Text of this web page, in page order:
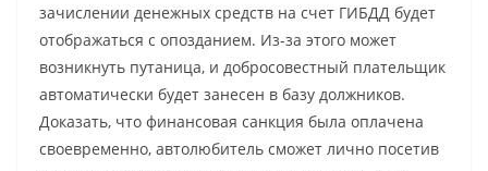
зачислении денежных средств на счет ГИБДД будет
отображаться с опозданием. Из-за этого может
возникнуть путаница, и добросовестный плательщик
автоматически будет занесен в базу должников.
Доказать, что финансовая санкция была оплачена
своевременно, автолюбитель сможет лично посетив